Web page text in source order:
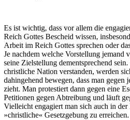
Es ist wichtig, dass vor allem die
Reich Gottes Bescheid wissen,
Arbeit im Reich Gottes sprechen oder
Je nachdem welche Vorstellung jemand
seine Zielstellung dementsprechend
christliche Nation verstanden, werden
dahingehend bewegen, dass man gegen
zieht. Man protestiert dann gegen eine
Petitionen gegen Abtreibung und läuft
Vielleicht engagiert man sich auch in
»christliche« Gesetzgebung zu erreichen.